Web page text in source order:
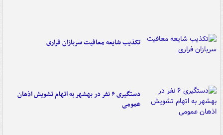
تکذیب شایعه معافیت سربازان فراری
دستگیری ۶ نفر در بهشهر به اتهام تشویش اذهان
عمومی